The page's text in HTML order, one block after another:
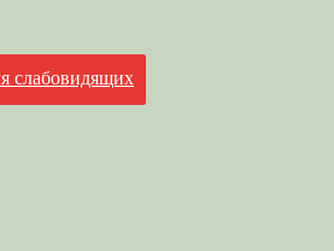
слабовидящих